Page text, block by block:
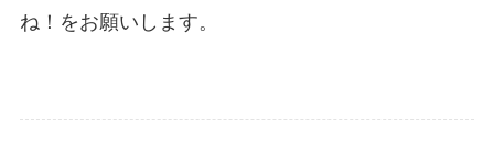
ね！をお願いします。